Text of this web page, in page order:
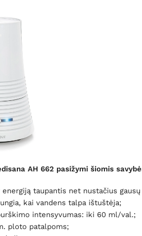
AH 662 pasižymi šiomis
taupantis net nustačius
kai vandens talpa ištuštėja;
intensyvumas: iki 60 ml/val.;
ploto patalpoms;